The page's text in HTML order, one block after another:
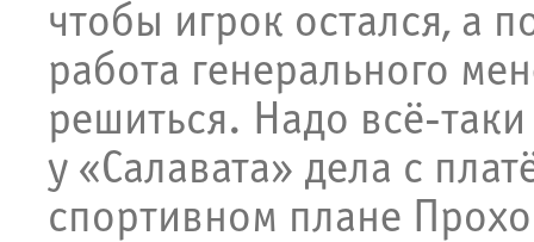
чтобы игрок остался, а
работа генерального
решиться. Надо всё-
у «Салавата» дела с
спортивном плане